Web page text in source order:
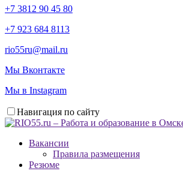
+7 3812 90 45 80
+7 923 684 8113
rio55ru@mail.ru
Мы Вконтакте
Мы в Instagram
Навигация по сайту
Вакансии
Правила размещения
Резюме